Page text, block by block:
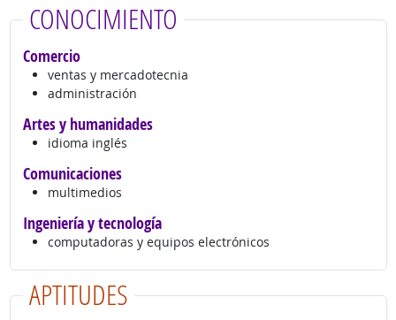
CONOCIMIENTO
Comercio
ventas y mercadotecnia
administración
Artes y humanidades
idioma inglés
Comunicaciones
multimedios
Ingeniería y tecnología
computadoras y equipos electrónicos
APTITUDES